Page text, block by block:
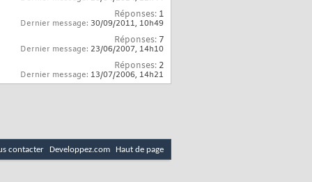
Réponses: 1
Dernier message: 30/09/2011, 10h49
Réponses: 7
Dernier message: 23/06/2007, 14h10
Réponses: 2
Dernier message: 13/07/2006, 14h21
contacter Developpez.com Haut de page